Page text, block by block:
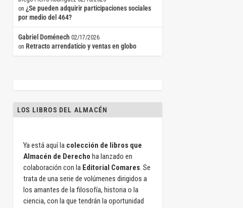
on ¿Se pueden adquirir participaciones sociales
por medio del 464?
Gabriel Doménech 02/17/2026
on Retracto arrendaticio y ventas en globo
LOS LIBROS DEL ALMACÉN
Ya está aquí la colección de libros que
Almacén de Derecho ha lanzado en
colaboración con la Editorial Comares. Se
trata de una serie de volúmenes dirigidos a
los amantes de la filosofía, historia o la
ciencia, con la que tendrán la oportunidad